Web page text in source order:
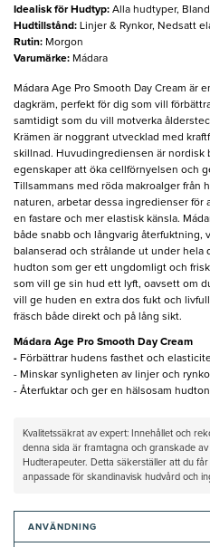
Idealisk för Hudtyp: Alla hudtyper,
Hudtillstånd: Linjer & Rynkor, Nedsatt
Rutin: Morgon
Varumärke: Mádara
Mádara Age Pro Smooth Day Cream är
dagkräm, perfekt för dig som vill
samtidigt som du vill motverka
Krämen är noggrant utvecklad med
skillnad. Huvudingrediensen är nordisk
egenskaper att öka cellförnyelsen och
Tillsammans med röda makroalger från
naturen, arbetar dessa ingredienser för
en fastare och mer elastisk känsla.
både snabb och långvarig återfuktning,
balanserad och strålande ut under hela
hudton som ger ett ungdomligt och
som vill ge sin hud ett lyft, oavsett om
vill ge huden en extra dos fukt och
fräsch både direkt och på lång sikt.
Mádara Age Pro Smooth Day Cream
- Förbättrar hudens fasthet och
- Minskar synligheten av linjer och
- Återfuktar och ger en hälsosam hudton
Kvalitetssäkrat av expert: Innehållet och
denna sida är framtagna och granskade
Hudterapeuter. Detta säkerställer att du
anpassade för skandinavisk hudvård och
ANVÄNDNING